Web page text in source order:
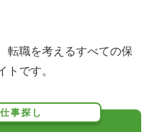
転職を考えるすべての保
トです。
事探し